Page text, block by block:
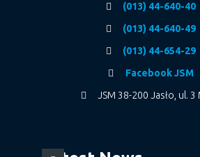
(013) 44-640-40
(013) 44-640-49
(013) 44-654-29
Facebook JSM
JSM 38-200 Jasło, ul. 3